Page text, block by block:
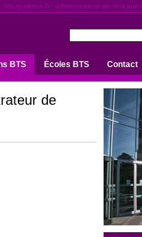
bts ig option b : administrateur de réseaux
BTS Écoles BTS Contact
de